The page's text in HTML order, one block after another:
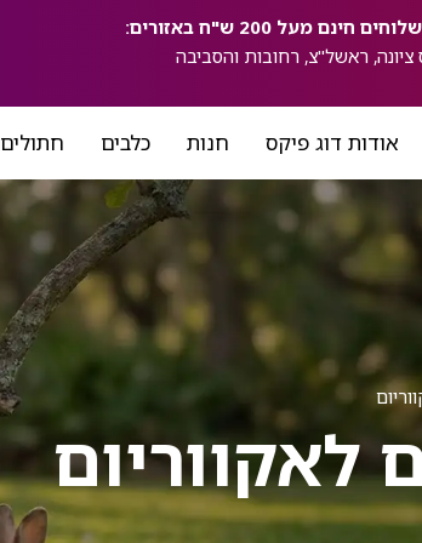
חינם מעל 200 ש"ח באזורים:
ציונה, ראשל"צ, רחובות והסביבה
אודות דוג פיקס חנות כלבים חתולים
לאקווריום